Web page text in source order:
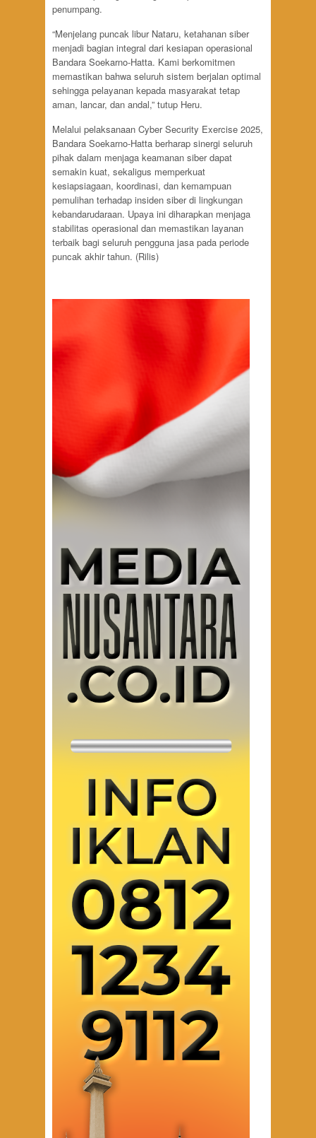
penumpang.
“Menjelang puncak libur Nataru, ketahanan siber
menjadi bagian integral dari kesiapan operasional
Bandara Soekarno-Hatta. Kami berkomitmen
memastikan bahwa seluruh sistem berjalan optimal
sehingga pelayanan kepada masyarakat tetap
aman, lancar, dan andal,” tutup Heru.
Melalui pelaksanaan Cyber Security Exercise 2025,
Bandara Soekarno-Hatta berharap sinergi seluruh
pihak dalam menjaga keamanan siber dapat
semakin kuat, sekaligus memperkuat
kesiapsiagaan, koordinasi, dan kemampuan
pemulihan terhadap insiden siber di lingkungan
kebandarudaraan. Upaya ini diharapkan menjaga
stabilitas operasional dan memastikan layanan
terbaik bagi seluruh pengguna jasa pada periode
puncak akhir tahun. (Rilis)